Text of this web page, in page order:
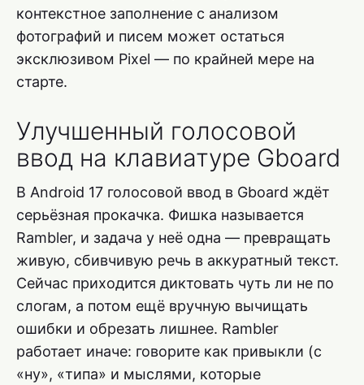
контекстное заполнение с анализом
фотографий и писем может остаться
эксклюзивом Pixel — по крайней мере на
старте.
Улучшенный голосовой
ввод на клавиатуре Gboard
В Android 17 голосовой ввод в Gboard ждёт
серьёзная прокачка. Фишка называется
Rambler, и задача у неё одна — превращать
живую, сбивчивую речь в аккуратный текст.
Сейчас приходится диктовать чуть ли не по
слогам, а потом ещё вручную вычищать
ошибки и обрезать лишнее. Rambler
работает иначе: говорите как привыкли (с
«ну», «типа» и мыслями, которые